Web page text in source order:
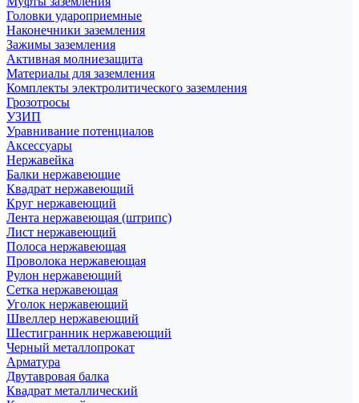
Головки удароприемные
Наконечники заземления
Зажимы заземления
Активная молниезащита
Материалы для заземления
Комплекты электролитического заземления
Грозотросы
УЗИП
Уравнивание потенциалов
Аксессуары
Нержавейка
Балки нержавеющие
Квадрат нержавеющий
Круг нержавеющий
Лента нержавеющая (штрипс)
Лист нержавеющий
Полоса нержавеющая
Проволока нержавеющая
Рулон нержавеющий
Сетка нержавеющая
Уголок нержавеющий
Швеллер нержавеющий
Шестигранник нержавеющий
Черный металлопрокат
Арматура
Двутавровая балка
Квадрат металлический